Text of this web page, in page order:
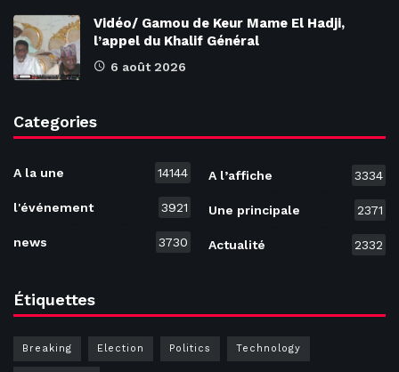
Vidéo/ Gamou de Keur Mame El Hadji,
l’appel du Khalif Général
6 août 2026
Categories
A la une 14144
l'événement 3921
news 3730
A l’affiche 3334
Une principale 2371
Actualité 2332
Étiquettes
Breaking Election Politics Technology